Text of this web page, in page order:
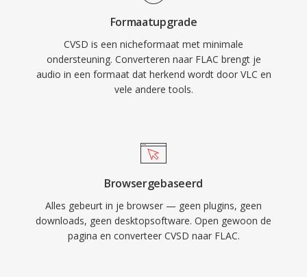
overtuigend. Ten eerste: volledige bit-voor-bit
herstel van het oorspronkelijke signaal bij
decodering. Ten tweede: ingebedde metadata
via Vorbis-opmerkingen en albumhoezen
houden bibliotheken georganiseerd zonder
royalty&#039;s, waardoor juridische wrijving
voor ontwikkelaars en hardwareleveranciers
wordt weggenomen.
Formaatupgrade
CVSD is een nicheformaat met minimale
ondersteuning. Converteren naar FLAC brengt je
audio in een formaat dat herkend wordt door VLC en
vele andere tools.
Browsergebaseerd
Alles gebeurt in je browser — geen plugins, geen
downloads, geen desktopsoftware. Open gewoon de
pagina en converteer CVSD naar FLAC.